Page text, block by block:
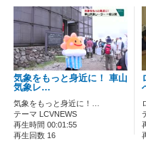
気象をもっと身近に！ 車山
気象レ…
気象をもっと身近に！…
テーマ LCVNEWS
再生時間 00:01:55
再生回数 16